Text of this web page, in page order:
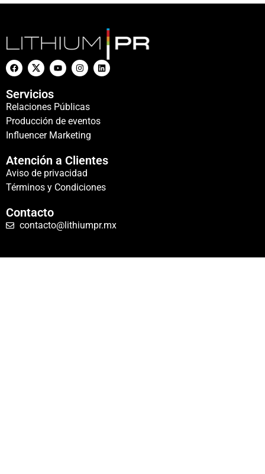
Servicios
Relaciones Públicas
Producción de eventos
Influencer Marketing
Atención a Clientes
Aviso de privacidad
Términos y Condiciones
Contacto
contacto@lithiumpr.mx